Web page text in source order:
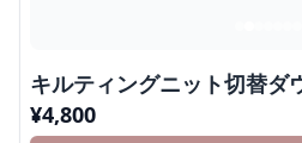
キルティングニット切替ダ
¥4,800